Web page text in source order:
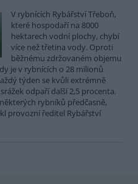
V rybnících Rybářství Třeboň,
které hospodaří na 8000
hektarech vodní plochy, chybí
více než třetina vody. Oproti
běžnému zdržovaném objemu
je v rybnících o 28 milionů
týden se kvůli extrémně
odpaří další 2,5 procenta.
rybníků předčasně,
provozní ředitel Rybářství